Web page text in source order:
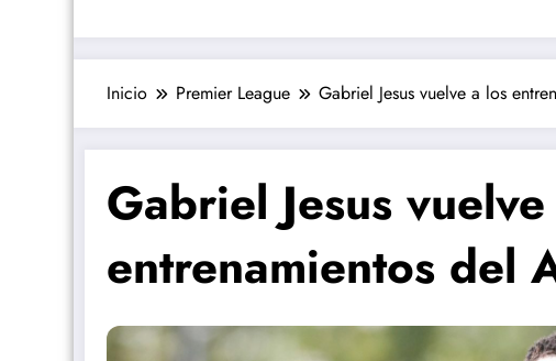
Inicio Premier League Gabriel Jesus vuelve a los
Gabriel Jesus
entrenamientos del